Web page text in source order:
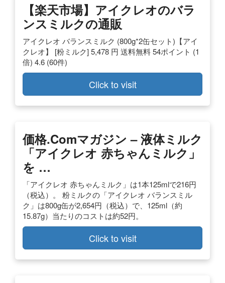
【楽天市場】アイクレオのバラ
ンスミルクの通販
アイクレオ バランスミルク (800g*2缶セット)【アイ
クレオ】 [粉ミルク] 5,478 円 送料無料 54ポイント (1
倍) 4.6 (60件)
Click to visit
価格.comマガジン – 液体ミルク
「アイクレオ 赤ちゃんミルク」
を …
「アイクレオ 赤ちゃんミルク」は1本125mlで216円
（税込）。 粉ミルクの「アイクレオ バランスミル
ク」は800g缶が2,654円（税込）で、125ml（約
15.87g）当たりのコストは約52円。
Click to visit